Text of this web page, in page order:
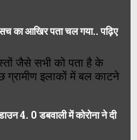
का आखिर पता चल गया.. पढ़िए
जैसे सभी को पता है के
इलाकों में बल काटने
4. 0 डबवाली में कोरोना ने दी